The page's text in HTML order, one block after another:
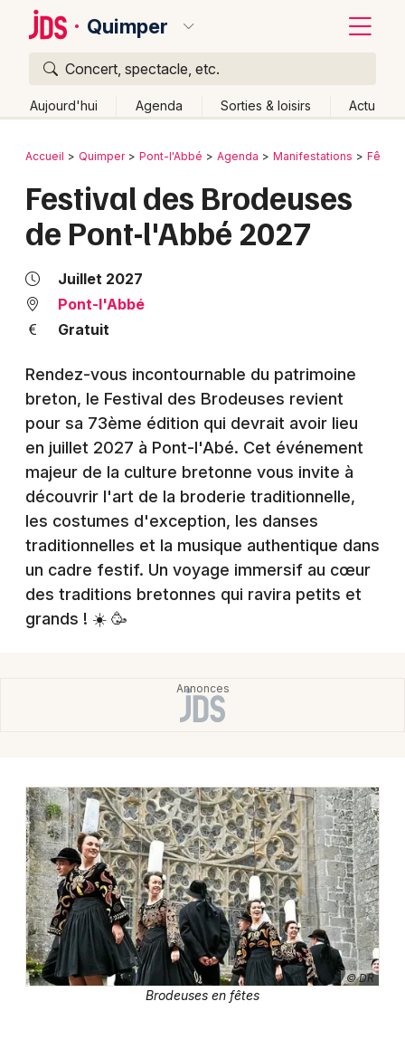
Quimper
Concert, spectacle, etc.
Aujourd'hui Agenda Sorties & loisirs Actu
Publier un événement
Grands événements
Activité & Expérience
Foires & salons
Spectacles
Concerts
Sports
Soirées
Sorties famille
Fêtes en Bretagne
Newsletter des sorties
Artistes en tournée
Actus à Quimper
Bordeaux
Colmar
Lyon
Marseille
Mulhouse
Montpellier
Nantes
Nice
Paris
Strasbourg
Toulouse
Retour
Accueil Quimper Pont-l'Abbé Agenda Manifestations Fêtes
Festival des Brodeuses
de Pont-l'Abbé 2027
Juillet 2027
Pont-l'Abbé
Gratuit
Rendez-vous incontournable du patrimoine
breton, le Festival des Brodeuses revient
pour sa 73ème édition qui devrait avoir lieu
en juillet 2027 à Pont-l'Abé. Cet événement
majeur de la culture bretonne vous invite à
découvrir l'art de la broderie traditionnelle,
les costumes d'exception, les danses
traditionnelles et la musique authentique dans
un cadre festif. Un voyage immersif au cœur
des traditions bretonnes qui ravira petits et
grands ! ☀️ 🥳
© DR
Brodeuses en fêtes
Quoi ?
Où ?
Partout
Près de moi Changer de lieu
Quand ?
Effacer les dates
Aujourd'hui
Demain